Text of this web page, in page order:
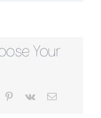
Your
PinterestVk
Correo